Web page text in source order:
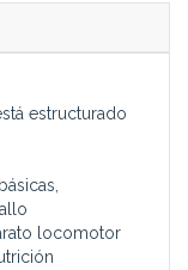
estructurado
locomotor